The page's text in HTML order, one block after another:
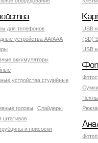
для телефонов
устройства AA/AAA
аккумуляторы
устройства студийные
USB
(SD)
USB
головы
Слайдеры
штативов
и присоски